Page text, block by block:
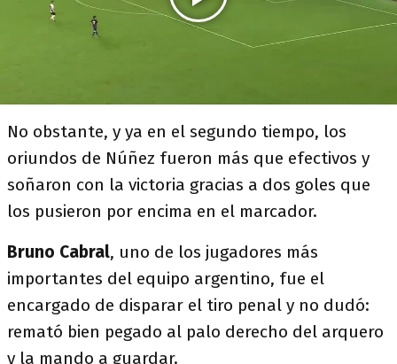
No obstante, y ya en el segundo tiempo, los
oriundos de Núñez fueron más que efectivos y
soñaron con la victoria gracias a dos goles que
los pusieron por encima en el marcador.
Bruno Cabral, uno de los jugadores más
importantes del equipo argentino, fue el
encargado de disparar el tiro penal y no dudó:
remató bien pegado al palo derecho del arquero
y la mando a guardar.